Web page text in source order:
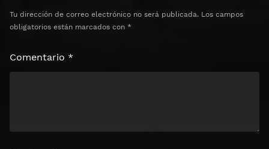
Tu dirección de correo electrónico no será publicada. Los campos
obligatorios están marcados con *
Comentario *